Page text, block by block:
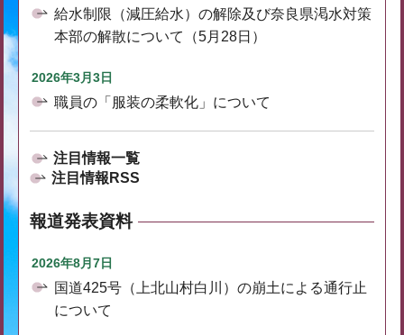
給水制限（減圧給水）の解除及び奈良県渇水対策
本部の解散について（5月28日）
2026年3月3日
職員の「服装の柔軟化」について
注目情報一覧
注目情報RSS
報道発表資料
2026年8月7日
国道425号（上北山村白川）の崩土による通行止
について